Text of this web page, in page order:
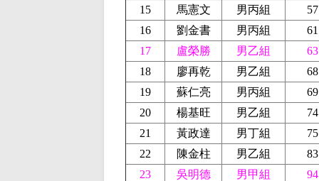
15
馬憲文 男丙組
57
16
劉金書 男丙組
61
17
盧榮勝 男乙組
63
18
廖再乾 男乙組
68
19
蘇仁亮 男丙組
69
20
楊基旺 男乙組
74
21
黃政達 男丁組
75
22
陳金柱 男乙組
83
23
吳明德 男甲組
94